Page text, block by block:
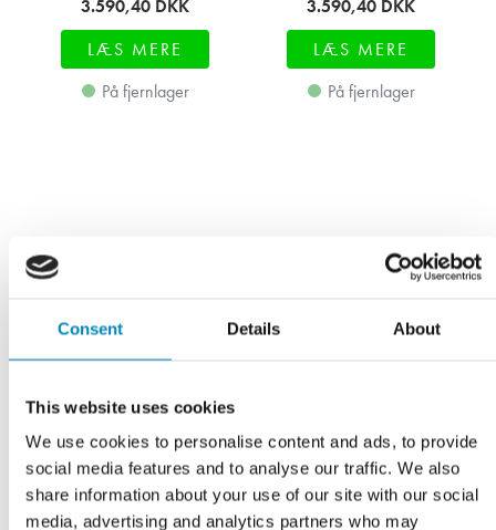
Consent Details About
This website uses cookies
We use cookies to personalise content and ads, to provide
social media features and to analyse our traffic. We also
share information about your use of our site with our social
media, advertising and analytics partners who may
3.590,40 DKK
LÆS MERE
På fjernlager
3.590,40 DKK
LÆS MERE
På fjernlager
Underskab, 2 skuffer,
Underskab, 2 skuffer,